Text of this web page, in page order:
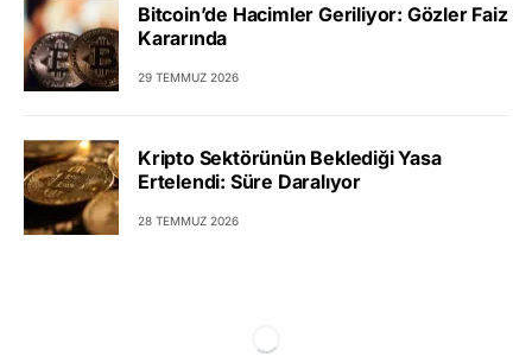
Bitcoin’de Hacimler Geriliyor: Gözler Faiz
Kararında
29 TEMMUZ 2026
Kripto Sektörünün Beklediği Yasa
Ertelendi: Süre Daralıyor
28 TEMMUZ 2026